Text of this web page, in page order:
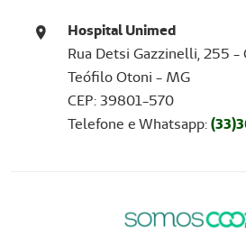
Hospital Unimed
Rua Detsi Gazzinelli, 255 -
Teófilo Otoni - MG
CEP: 39801-570
Telefone e Whatsapp: